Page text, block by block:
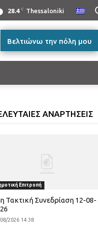
28.4 C Thessaloniki
Βελτιώνω την πόλη μου
ΑΝΑΡΤΗΣΕΙΣ
Επιτροπή
Τακτική Συνεδρίαση 12-08-
2026 14:38